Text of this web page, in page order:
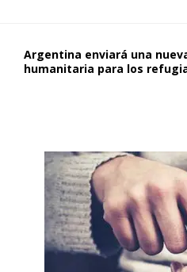
Argentina enviará una
humanitaria para los